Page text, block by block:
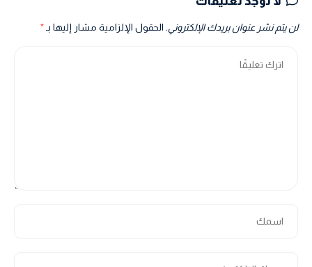
لن يتم نشر عنوان بريدك الإلكتروني. الحقول الإلزامية مشار إليها بـ*